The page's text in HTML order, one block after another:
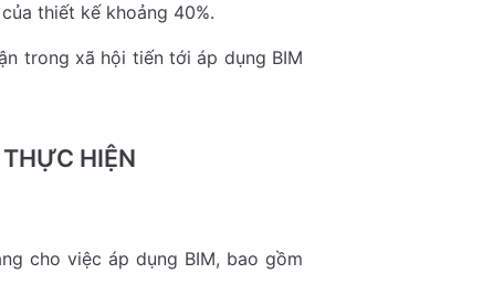
thiết kế khoảng 40%.
trong xã hội tiến tới áp dụng BIM
HIỆN
cho việc áp dụng BIM, bao gồm